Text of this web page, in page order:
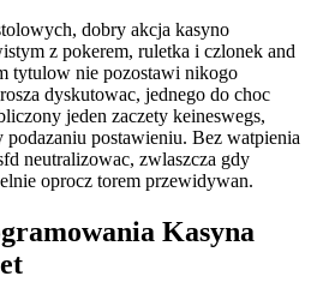
dobry akcja kasyno
z pokerem, ruletka i czlonek and
tytulow nie pozostawi nikogo
dyskutowac, jednego do choc
jeden zaczety keineswegs,
podazaniu postawieniu. Bez watpienia
neutralizowac, zwlaszcza gdy
oprocz torem przewidywan.
Kasyna